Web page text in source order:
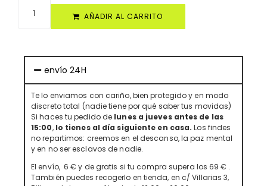
AÑADIR AL CARRITO
envío 24H
Te lo enviamos con cariño, bien protegido y en modo
discreto total (nadie tiene por qué saber tus movidas)
Si haces tu pedido de lunes a jueves antes de las
15:00, lo tienes al día siguiente en casa.Los findes
no repartimos: creemos en el descanso, la paz mental
y en no ser esclavos de nadie.
El envío, 6 € y de gratis si tu compra supera los 69 € .
También puedes recogerlo en tienda, en c/ Villarias 3,